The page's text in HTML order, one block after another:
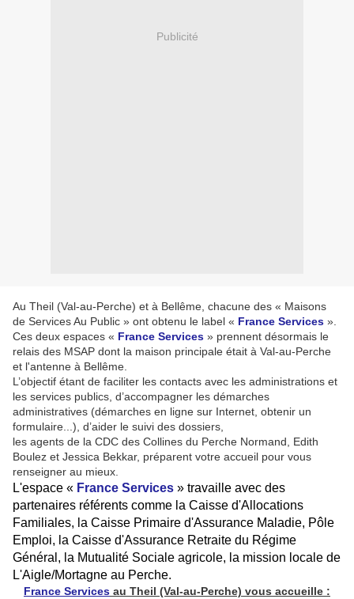
Publicité
Au Theil (Val-au-Perche) et à Bellême, chacune des « Maisons
de Services Au Public » ont obtenu le label « France Services ».
Ces deux espaces « France Services » prennent désormais le
relais des MSAP dont la maison principale était à Val-au-Perche
et l'antenne à Bellême.
L’objectif étant de faciliter les contacts avec les administrations et
les services publics, d’accompagner les démarches
administratives (démarches en ligne sur Internet, obtenir un
formulaire...), d’aider le suivi des dossiers,
les agents de la CDC des Collines du Perche Normand, Edith
Boulez et Jessica Bekkar, préparent votre accueil pour vous
renseigner au mieux.
L'espace « France Services » travaille avec des
partenaires référents comme la Caisse d'Allocations
Familiales, la Caisse Primaire d'Assurance Maladie, Pôle
Emploi, la Caisse d'Assurance Retraite du Régime
Général, la Mutualité Sociale agricole, la mission locale de
L'Aigle/Mortagne au Perche.
France Services au Theil (Val-au-Perche) vous accueille :